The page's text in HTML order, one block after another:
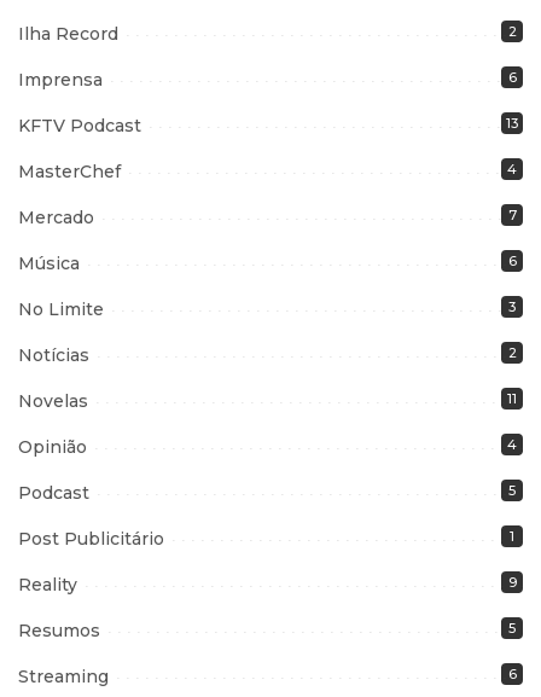
Ilha Record 2
Imprensa 6
KFTV Podcast 13
MasterChef 4
Mercado 7
Música 6
No Limite 3
Notícias 2
Novelas 11
Opinião 4
Podcast 5
Post Publicitário 1
Reality 9
Resumos 5
Streaming 6